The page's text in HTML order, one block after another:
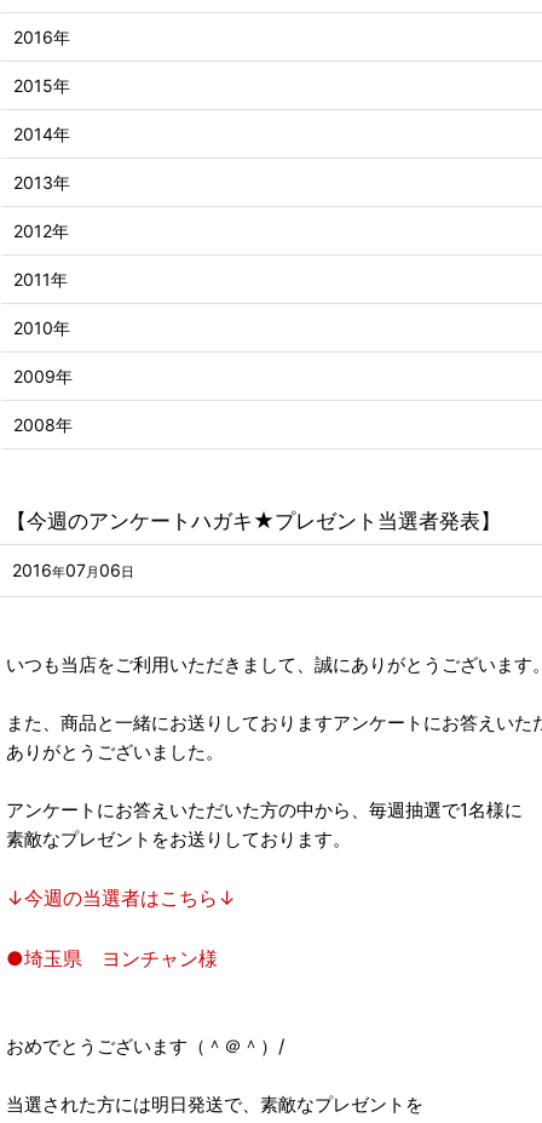
【今週のアンケートハガキ★プレゼント当選者発表】
2016年07月06日
いつも当店をご利用いただきまして、誠にありがとうございます。
また、商品と一緒にお送りしておりますアンケートにお答えいた
ありがとうございました。
アンケートにお答えいただいた方の中から、毎週抽選で1名様に
素敵なプレゼントをお送りしております。
↓今週の当選者はこちら↓
●埼玉県 ヨンチャン様
おめでとうございます（＾＠＾）/
当選された方には明日発送で、素敵なプレゼントを
2016年
2015年
2014年
2013年
2012年
2011年
2010年
2009年
2008年